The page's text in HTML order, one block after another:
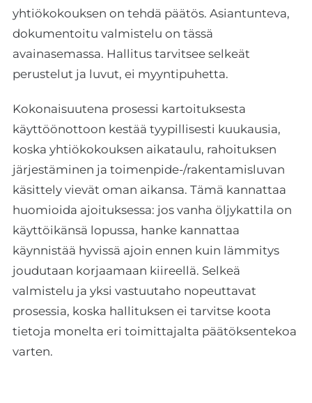
yhtiökokouksen on tehdä päätös. Asiantunteva,
dokumentoitu valmistelu on tässä
avainasemassa. Hallitus tarvitsee selkeät
perustelut ja luvut, ei myyntipuhetta.
Kokonaisuutena prosessi kartoituksesta
käyttöönottoon kestää tyypillisesti kuukausia,
koska yhtiökokouksen aikataulu, rahoituksen
järjestäminen ja toimenpide-/rakentamisluvan
käsittely vievät oman aikansa. Tämä kannattaa
huomioida ajoituksessa: jos vanha öljykattila on
käyttöikänsä lopussa, hanke kannattaa
käynnistää hyvissä ajoin ennen kuin lämmitys
joudutaan korjaamaan kiireellä. Selkeä
valmistelu ja yksi vastuutaho nopeuttavat
prosessia, koska hallituksen ei tarvitse koota
tietoja monelta eri toimittajalta päätöksentekoa
varten.